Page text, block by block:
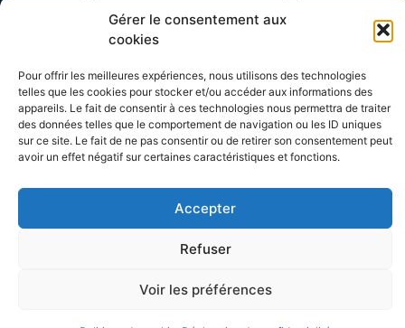
Gérer le consentement aux
cookies
Pour offrir les meilleures expériences, nous utilisons des technologies
telles que les cookies pour stocker et/ou accéder aux informations des
appareils. Le fait de consentir à ces technologies nous permettra de traiter
des données telles que le comportement de navigation ou les ID uniques
sur ce site. Le fait de ne pas consentir ou de retirer son consentement peut
avoir un effet négatif sur certaines caractéristiques et fonctions.
Accepter
Refuser
Voir les préférences
téléchargeable
Déposer une annonce avec des variables
Mon compte
Mes commandes
Conditions Générales Acheteurs